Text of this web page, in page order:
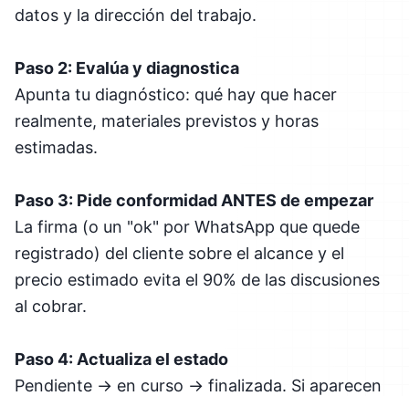
datos y la dirección del trabajo.
Paso 2: Evalúa y diagnostica
Apunta tu diagnóstico: qué hay que hacer
realmente, materiales previstos y horas
estimadas.
Paso 3: Pide conformidad ANTES de empezar
La firma (o un "ok" por WhatsApp que quede
registrado) del cliente sobre el alcance y el
precio estimado evita el 90% de las discusiones
al cobrar.
Paso 4: Actualiza el estado
Pendiente → en curso → finalizada. Si aparecen